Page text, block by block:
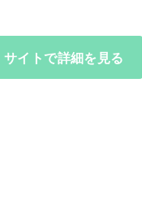
サイトで詳細を見る